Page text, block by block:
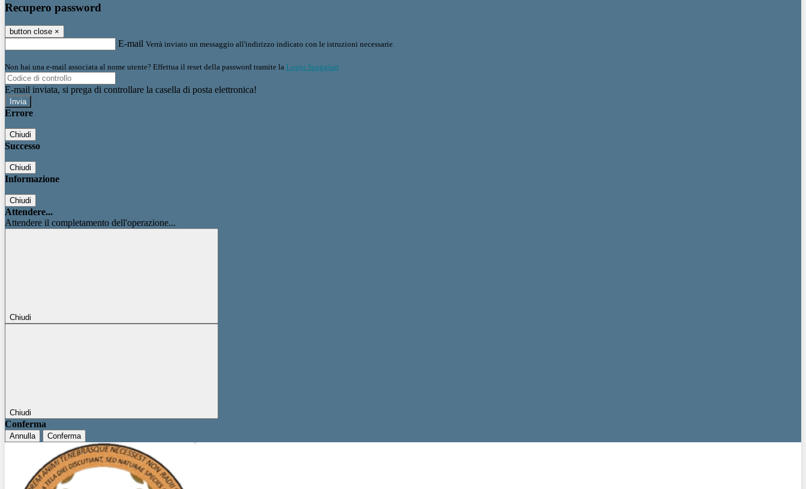
Recupero password
button close ×
E-mail Verrà inviato un messaggio all'indirizzo indicato con le istruzioni necessarie.
Non hai una e-mail associata al nome utente? Effettua il reset della password tramite la Login Spaggiari
E-mail inviata, si prega di controllare la casella di posta elettronica!
Errore
Chiudi
Successo
Chiudi
Informazione
Chiudi
Attendere...
Attendere il completamento dell'operazione...
Chiudi
Chiudi
Conferma
Annulla Conferma